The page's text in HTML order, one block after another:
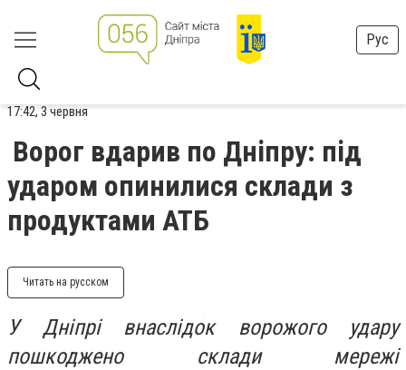
Рус
17:42, 3 червня
Ворог вдарив по Дніпру: під
ударом опинилися склади з
продуктами АТБ
Читать на русском
У Дніпрі внаслідок ворожого удару
пошкоджено склади мережі